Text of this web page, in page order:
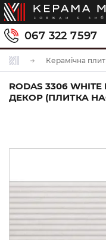
067 322 7597
Керамічна
RODAS 3306 WHITE
ДЕКОР (ПЛИТКА